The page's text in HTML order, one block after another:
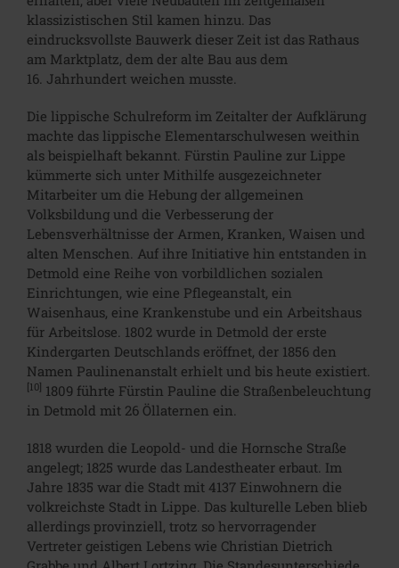
klassizistischen Stil kamen hinzu. Das
eindrucksvollste Bauwerk dieser Zeit ist das Rathaus
am Marktplatz, dem der alte Bau aus dem
16. Jahrhundert weichen musste.
Die lippische Schulreform im Zeitalter der Aufklärung
machte das lippische Elementarschulwesen weithin
als beispielhaft bekannt. Fürstin Pauline zur Lippe
kümmerte sich unter Mithilfe ausgezeichneter
Mitarbeiter um die Hebung der allgemeinen
Volksbildung und die Verbesserung der
Lebensverhältnisse der Armen, Kranken, Waisen und
alten Menschen. Auf ihre Initiative hin entstanden in
Detmold eine Reihe von vorbildlichen sozialen
Einrichtungen, wie eine Pflegeanstalt, ein
Waisenhaus, eine Krankenstube und ein Arbeitshaus
für Arbeitslose. 1802 wurde in Detmold der erste
Kindergarten Deutschlands eröffnet, der 1856 den
Namen Paulinenanstalt erhielt und bis heute existiert.
[10] 1809 führte Fürstin Pauline die Straßenbeleuchtung
in Detmold mit 26 Öllaternen ein.
1818 wurden die Leopold- und die Hornsche Straße
angelegt; 1825 wurde das Landestheater erbaut. Im
Jahre 1835 war die Stadt mit 4137 Einwohnern die
volkreichste Stadt in Lippe. Das kulturelle Leben blieb
allerdings provinziell, trotz so hervorragender
Vertreter geistigen Lebens wie Christian Dietrich